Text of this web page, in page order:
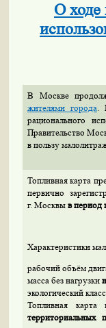
О ходе
В Москве
жителями города .
рационального
Правительство
в пользу
Топливная карта
первично
г. Москвы в период
Характеристики
рабочий объём
масса без нагрузки
экологический
Топливная карта
территориальных